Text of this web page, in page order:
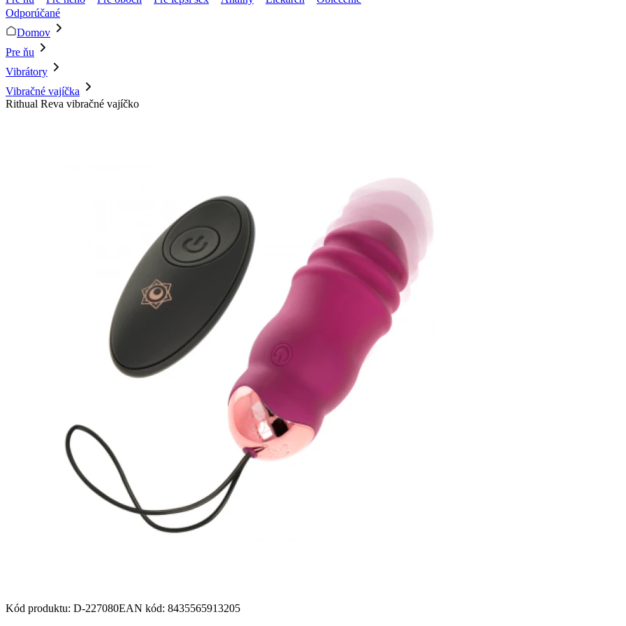
Odporúčané
Domov
Pre ňu
Vibrátory
Vibračné vajíčka
Rithual Reva vibračné vajíčko
Kód produktu: D-227080EAN kód: 8435565913205